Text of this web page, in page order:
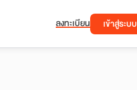
ลงทะเบียน เข้าสู่ระบบ